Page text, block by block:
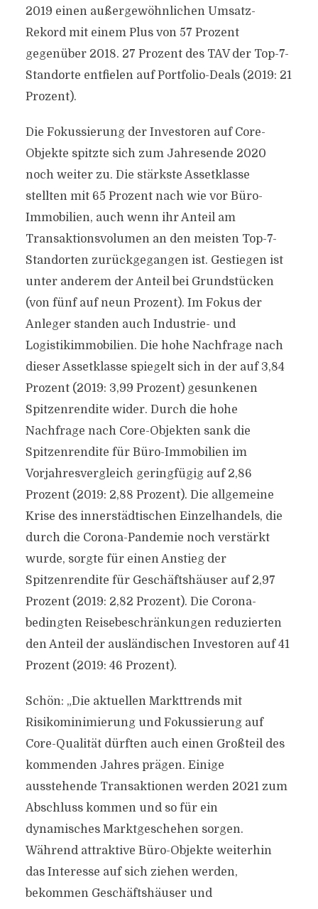
2019 einen außergewöhnlichen Umsatz-
Rekord mit einem Plus von 57 Prozent
gegenüber 2018. 27 Prozent des TAV der Top-7-
Standorte entfielen auf Portfolio-Deals (2019: 21
Prozent).
Die Fokussierung der Investoren auf Core-
Objekte spitzte sich zum Jahresende 2020
noch weiter zu. Die stärkste Assetklasse
stellten mit 65 Prozent nach wie vor Büro-
Immobilien, auch wenn ihr Anteil am
Transaktionsvolumen an den meisten Top-7-
Standorten zurückgegangen ist. Gestiegen ist
unter anderem der Anteil bei Grundstücken
(von fünf auf neun Prozent). Im Fokus der
Anleger standen auch Industrie- und
Logistikimmobilien. Die hohe Nachfrage nach
dieser Assetklasse spiegelt sich in der auf 3,84
Prozent (2019: 3,99 Prozent) gesunkenen
Spitzenrendite wider. Durch die hohe
Nachfrage nach Core-Objekten sank die
Spitzenrendite für Büro-Immobilien im
Vorjahresvergleich geringfügig auf 2,86
Prozent (2019: 2,88 Prozent). Die allgemeine
Krise des innerstädtischen Einzelhandels, die
durch die Corona-Pandemie noch verstärkt
wurde, sorgte für einen Anstieg der
Spitzenrendite für Geschäftshäuser auf 2,97
Prozent (2019: 2,82 Prozent). Die Corona-
bedingten Reisebeschränkungen reduzierten
den Anteil der ausländischen Investoren auf 41
Prozent (2019: 46 Prozent).
Schön: „Die aktuellen Markttrends mit
Risikominimierung und Fokussierung auf
Core-Qualität dürften auch einen Großteil des
kommenden Jahres prägen. Einige
ausstehende Transaktionen werden 2021 zum
Abschluss kommen und so für ein
dynamisches Marktgeschehen sorgen.
Während attraktive Büro-Objekte weiterhin
das Interesse auf sich ziehen werden,
bekommen Geschäftshäuser und